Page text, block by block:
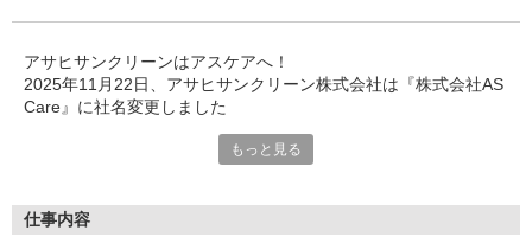
・キャリアステップ年収モデル（参考値）
一般職（平均勤続年数5年）390万円
人もいます！）500万円
ブロック長（平均勤続年数13年）650万円
アサヒサンクリーンはアスケアへ！
2025年11月22日、アサヒサンクリーン株式会社は『株式会社AS
Care』に社名変更しました
創業50年以上、全国300か所以上の事業所、
＼＼無資格・未経験・ブランクOK！／／
もっと見る
仕事内容